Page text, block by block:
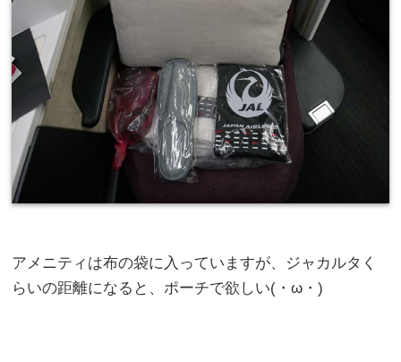
アメニティは布の袋に入っていますが、ジャカルタく
らいの距離になると、ポーチで欲しい(・ω・)